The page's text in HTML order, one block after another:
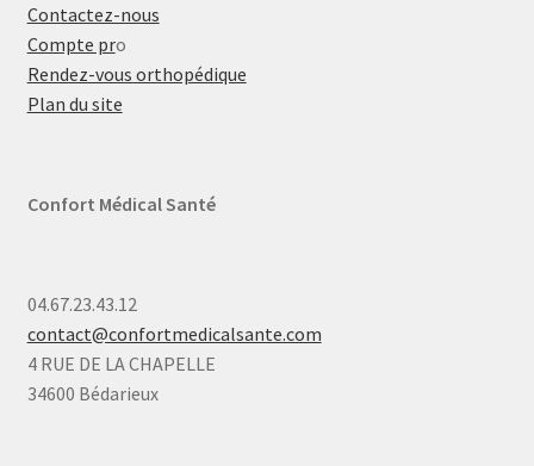
Contactez-nous
Compte pro
Rendez-vous orthopédique
Plan du site
Confort Médical Santé
04.67.23.43.12
contact@confortmedicalsante.com
4 RUE DE LA CHAPELLE
34600 Bédarieux